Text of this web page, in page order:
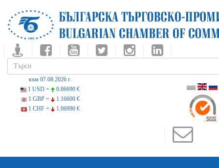
към 07.08.2026 г.
1 USD =
0.86690 €
1 GBP =
1.16600 €
1 CHF =
1.06990 €